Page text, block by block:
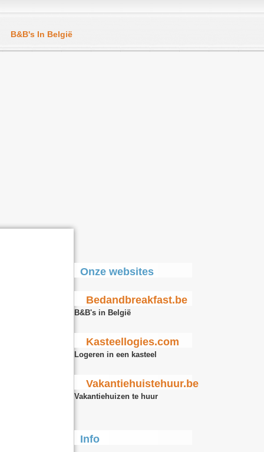
B&B's In België
Onze websites
Bedandbreakfast.be
B&B's in België
Kasteellogies.com
Logeren in een kasteel
Vakantiehuistehuur.be
Vakantiehuizen te huur
Info